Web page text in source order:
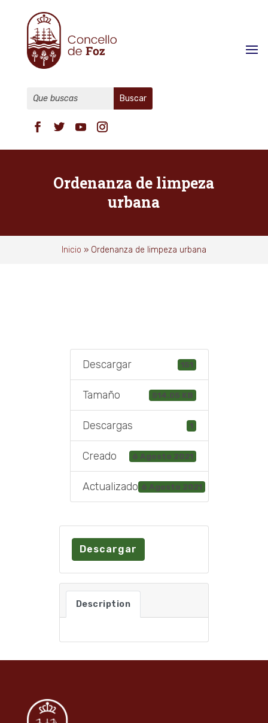
Ordenanza de limpeza
urbana
Inicio » Ordenanza de limpeza urbana
Descargar 151
Tamaño 514.05 KB
Descargas 1
Creado 6 Agosto 2021
Actualizado 6 Agosto 2021
Descargar
Description